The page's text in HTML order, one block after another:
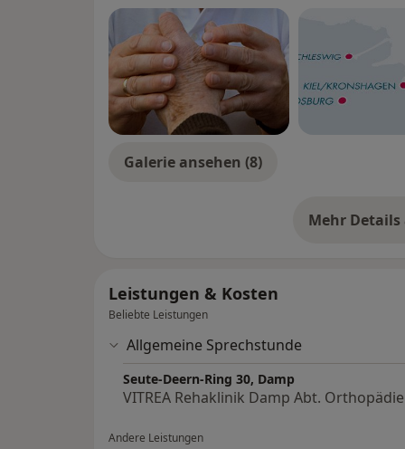
Galerie ansehen (8)
Mehr Details
Leistungen & Kosten
Beliebte Leistungen
Allgemeine Sprechstunde
Seute-Deern-Ring 30, Damp
VITREA Rehaklinik Damp Abt.
Andere Leistungen